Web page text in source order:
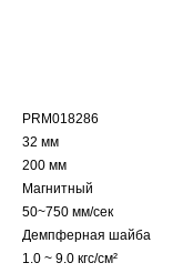
PRM018286
32 мм
200 мм
Магнитный
50~750 мм/сек
Демпферная шайба
1.0 ~ 9.0 кгс/см²